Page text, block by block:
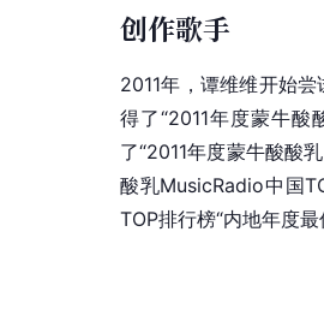
创作歌手
2011年，谭维维开始
得了“2011年度蒙牛
了“2011年度蒙牛酸酸
酸乳MusicRadio中国
TOP排行榜“内地年度